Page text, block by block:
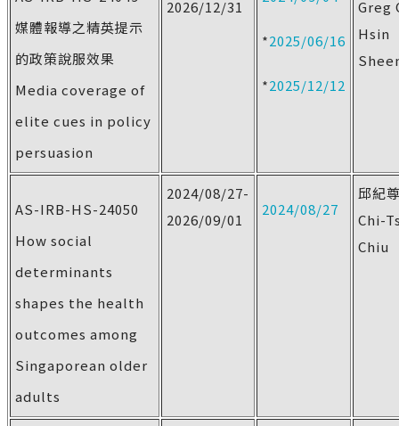
媒體報導之精英提示
的政策說服效果
Media coverage of
elite cues in policy
persuasion
2026/12/31
*2025/06/16
*2025/12/12
Greg
Hsin
AS-IRB-HS-24050
How social
determinants
shapes the health
outcomes among
Singaporean older
adults
2024/08/27-
2026/09/01
2024/08/27
邱紀
Chi-
Chiu